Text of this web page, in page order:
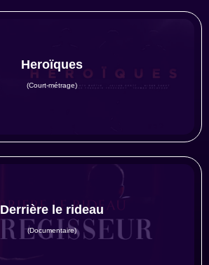
Heroïques
(Court-métrage)
Derrière le rideau
(Documentaire)